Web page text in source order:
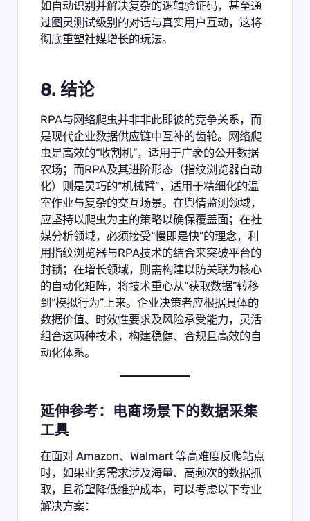
如自动识别并解决复杂的逻辑验证码，甚至通
过图灵测试级别的对话与真实用户互动，这将
彻底重塑社媒增长的玩法。
8. 结论
RPA与网络爬虫并非非此即彼的竞争关系，而
是现代企业数据供应链中互补的齿轮。网络爬
虫是高效的“收割机”，适用于广袤的公开数据
农场；而RPA及其进阶形态（指纹浏览器自动
化）则是灵巧的“机械臂”，适用于精细化的温
室作业与复杂的交互场景。在舆情监测领域，
应坚持以爬虫为主的策略以确保覆盖面；在社
媒分析领域，必须接受“慢即是快”的理念，利
用指纹浏览器与RPA技术的结合来突破平台的
封锁；在增长领域，则需构建以防关联为核心
的自动化矩阵，将技术重心从“获取数据”转移
到“模拟行为”上来。企业决策者应根据具体的
数据价值、时效性要求及风险承受能力，灵活
组合这两种技术，构建稳健、合规且高效的自
动化体系。
延伸参考：电商场景下的数据采集
工具
在面对 Amazon、Walmart 等高难度反爬站点
时，如果业务需求涉及海量、高频次的数据抓
取，且希望降低维护成本，可以考虑以下专业
解决方案：